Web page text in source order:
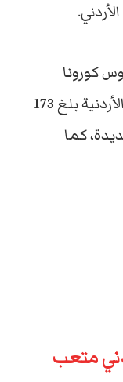
كورونا
المستجد (كوفيد 19 ) في المملكة الأردنية بلغ 173
جديدة، كما
متعب